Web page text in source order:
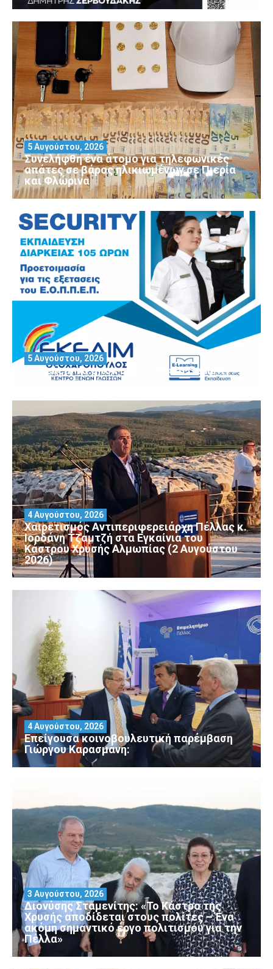
Συνελήφθη ένα άτομο για τηλεφωνικές
απάτες σε βάρος ηλικιωμένων σε Πιερία
και Φλώρινα
5 Αυγούστου, 2026
Θέλεις να αποκτήσεις άδεια Security?
5 Αυγούστου, 2026
Χαιρετισμός Αντιπεριφερειάρχη Πέλλας κ.
Ιορδάνη Τζαμτζή στα Εγκαίνια του
Κάστρου Χρυσής Αλμωπίας (2 Αυγούστου
2026)
4 Αυγούστου, 2026
Επείγουσα κοινοβουλευτική παρέμβαση
Γιώργου Καρασμάνη:
4 Αυγούστου, 2026
Διονύσης Σταμενίτης: «Το Κάστρο της
Χρυσής αποδίδεται στους πολίτες – Ένα
ακόμη σημαντικό έργο πολιτισμού για την
Πέλλα»
3 Αυγούστου, 2026